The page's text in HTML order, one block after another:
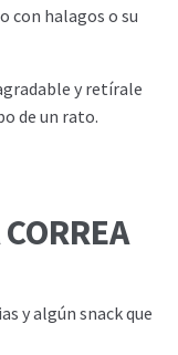
con halagos o su
y retírale
de un rato.
y algún snack que